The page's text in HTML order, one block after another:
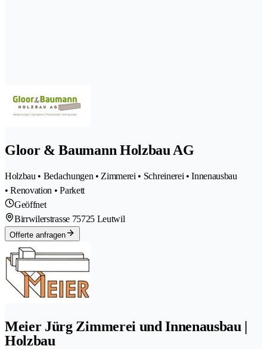
Gloor & Baumann Holzbau AG
Holzbau • Bedachungen • Zimmerei • Schreinerei • Innenausbau
• Renovation • Parkett
Geöffnet
Birrwilerstrasse 75725 Leutwil
Offerte anfragen
Meier Jürg Zimmerei und Innenausbau |
Holzbau